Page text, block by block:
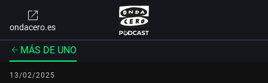
ondacero.es
MÁS DE UNO
13/02/2025